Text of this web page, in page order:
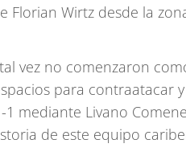
Florian Wirtz desde la
vez no comenzaron
para contraatacar
mediante Livano
de este equipo